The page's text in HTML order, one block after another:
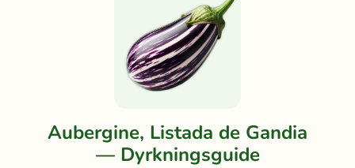
Aubergine, Listada de Gandia
— Dyrkningsguide